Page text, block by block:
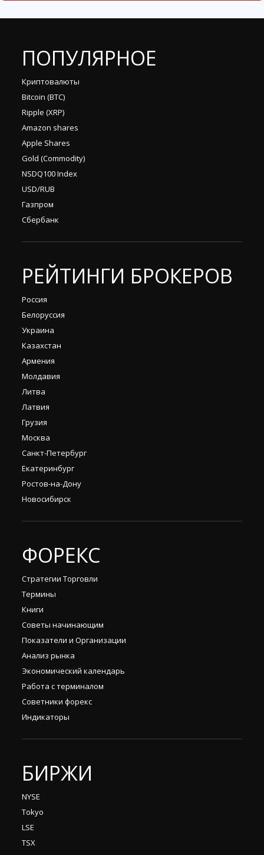
ПОПУЛЯРНОЕ
Криптовалюты
Bitcoin (BTC)
Ripple (XRP)
Amazon shares
Apple Shares
Gold (Commodity)
NSDQ100 Index
USD/RUB
Газпром
Сбербанк
РЕЙТИНГИ БРОКЕРОВ
Россия
Белоруссия
Украина
Казахстан
Армения
Молдавия
Литва
Латвия
Грузия
Москва
Санкт-Петербург
Екатеринбург
Ростов-на-Дону
Новосибирск
ФОРЕКС
Стратегии Торговли
Термины
Книги
Советы начинающим
Показатели и Организации
Анализ рынка
Экономический календарь
Работа с терминалом
Советники форекс
Индикаторы
БИРЖИ
NYSE
Tokyo
LSE
TSX